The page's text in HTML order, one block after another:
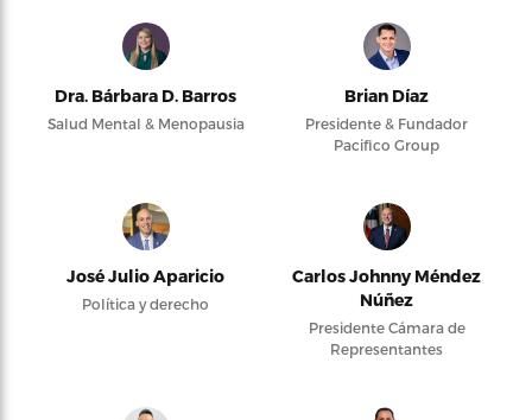
Dra. Bárbara D. Barros
Salud Mental & Menopausia
Brian Díaz
Presidente & Fundador
Pacifico Group
José Julio Aparicio
Política y derecho
Carlos Johnny Méndez
Núñez
Presidente Cámara de
Representantes